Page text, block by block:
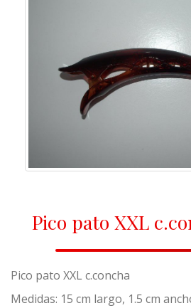
Pico pato XXL
Pico pato XXL c.concha
Medidas: 15 cm largo, 1.5 cm